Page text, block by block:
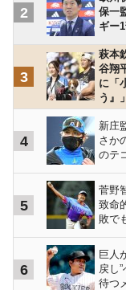
2
保一
ギー
3
萩本
谷翔
に「
う』」
4
新庄
さか
のテ
5
菅野
致命
敗で
6
巨人
戻し
待つ